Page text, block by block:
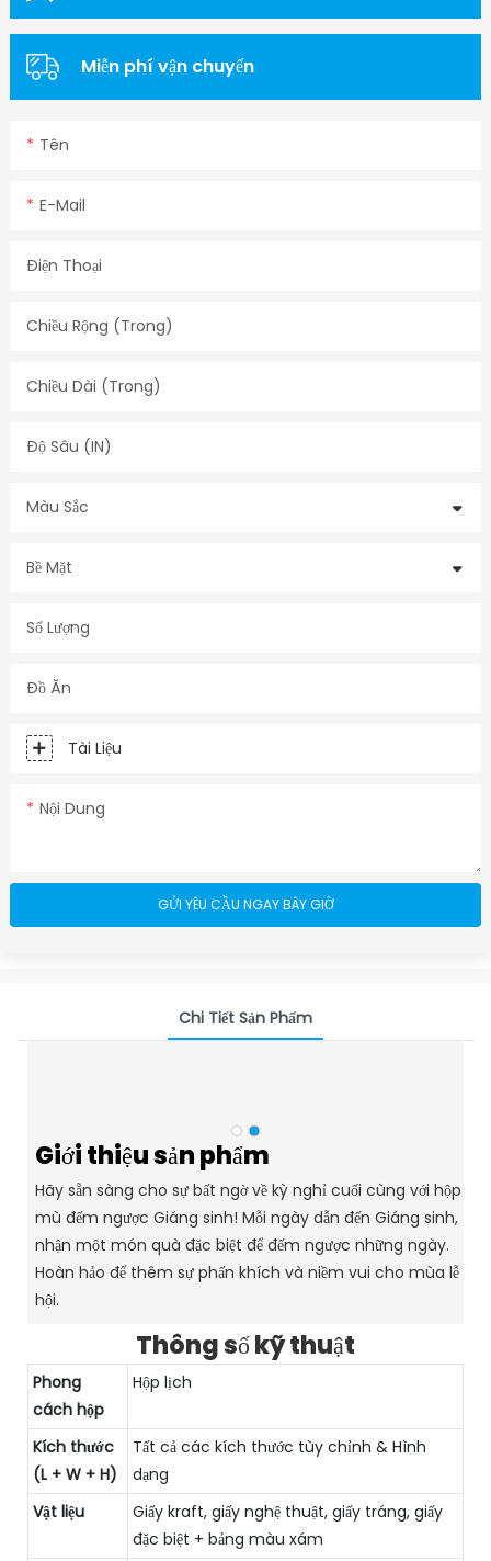
Miễn phí vận chuyển
Tên
E-Mail
Điện Thoại
Chiều Rộng (trong)
Chiều Dài (trong)
Độ Sâu (IN)
Màu Sắc
Bề Mặt
Số Lượng
Đồ Ăn
Tài Liệu
Nội Dung
GỬI YÊU CẦU NGAY BÂY GIỜ
Chi Tiết Sản Phẩm
Giới thiệu sản phẩm
Hãy sẵn sàng cho sự bất ngờ về kỳ nghỉ cuối cùng với hộp
mù đếm ngược Giáng sinh! Mỗi ngày dẫn đến Giáng sinh,
nhận một món quà đặc biệt để đếm ngược những ngày.
Hoàn hảo để thêm sự phấn khích và niềm vui cho mùa lễ
hội.
Thông số kỹ thuật
Phong
cách hộp
Hộp lịch
Kích thước
(L + W + H)
Tất cả các kích thước tùy chỉnh & Hình
dạng
Vật liệu
Giấy kraft, giấy nghệ thuật, giấy tráng, giấy
đặc biệt + bảng màu xám